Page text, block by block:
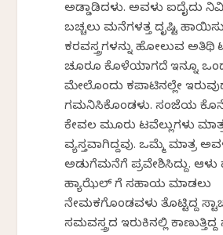
ಅಡ್ಡಾಡಿದಳು. ಅವಳು ಐದೈದು
ಬಚ್ಚಲು ಮನೆಗಳತ್ತ ದೃಷ್ಟಿ
ಕರವಸ್ತ್ರಗಳನ್ನು ಹೋಲುವ
ಚೂರೂ ಕೊಳೆಯಾಗದೆ ಇನ್ನೂ
ಮೇಲೊಂದು ಕಪಾಟಿನಲ್ಲೇ
ಗಮನಿಸಿಕೊಂಡಳು. ಸಂಜೆಯ
ಕೇವಲ ಮೂರು ಟವೆಲ್ಲುಗಳು
ವ್ಯಸ್ತವಾಗಿದ್ದವು. ಒಮ್ಮೆ ಮಾತ್ರ
ಅಡುಗೆಮನೆಗೆ ಪ್ರವೇಶಿಸಿದ್ದು. ಆಳು
ಹ್ಯಾಝೆಲ್ ಗೆ ಸಹಾಯ ಮಾಡಲು
ನೇಮಕಗೊಂಡವಳು ತೊಟ್ಟಿದ್ದ
ಸಮವಸ್ತ್ರದ ಇರುಕಿನಲ್ಲಿ ಕಾಣುತ್ತಿದ್ದ